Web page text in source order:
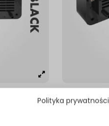
Polityka prywatności